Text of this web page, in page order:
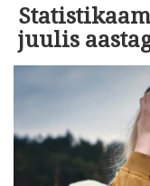
juulis